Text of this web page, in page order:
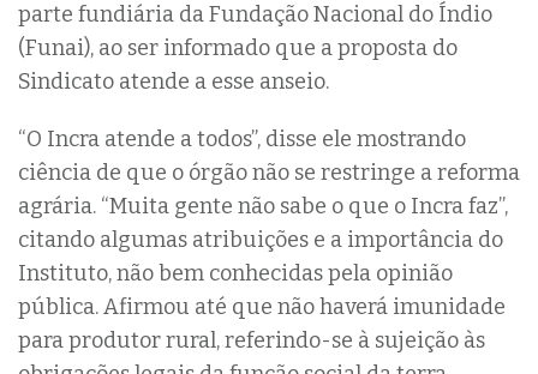
parte fundiária da Fundação Nacional do Índio
(Funai), ao ser informado que a proposta do
Sindicato atende a esse anseio.
“O Incra atende a todos”, disse ele mostrando
ciência de que o órgão não se restringe a reforma
agrária. “Muita gente não sabe o que o Incra faz”,
citando algumas atribuições e a importância do
Instituto, não bem conhecidas pela opinião
pública. Afirmou até que não haverá imunidade
para produtor rural, referindo-se à sujeição às